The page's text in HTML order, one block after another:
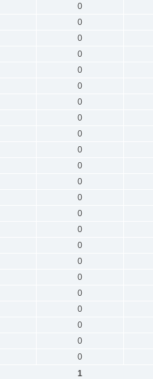
0
0
0
0
0
0
0
0
0
0
0
0
0
0
0
0
0
0
0
0
0
0
0
1